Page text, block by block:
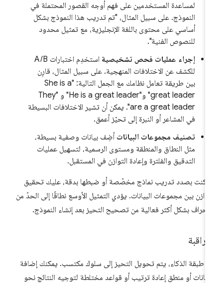
لمساعدة المستخدمين على فهم أوجه القصور المحتملة في
النموذج. على سبيل المثال، "تم تدريب هذا النموذج بشكل
أساسي على محتوى باللغة الإنجليزية، مع تمثيل محدود
للنصوص الفنية".
إجراء عمليات فحص تشخيصية
استخدِم اختبارات A/B
للكشف عن الاختلافات المنهجية. على سبيل المثال، قارِن
بين طريقة تعامل نظامك مع الجمل التالية: "She is a
great leader" و"He is a great leader" و "They
are a great leader". يمكن أن تشير الاختلافات البسيطة
في المشاعر أو النبرة إلى تحيّز أعمق.
تصنيف مجموعات البياناتأضِف بيانات وصفية بسيطة،
مثل النطاق والمنطقة ومستوى الرسمية، لتسهيل عمليات
التدقيق والفلترة وإعادة التوازن في المستقبل.
كنت بصدد تدريب نماذج مخصّصة أو ضبطها بدقة، عليك تحقيق
بين مجموعات البيانات. يؤدي التمثيل الأوسع نطاقًا إلى الحدّ من
بشكل أكثر فعالية من تصحيح التحيز بعد إنشاء النموذج.
طبقة الذكاء، يتم تحويل التحيز إلى سلوك مكتسب. يمكنك إضافة
أو منطق إعادة ترتيب أو قواعد مختلطة لتوجيه النتائج نحو